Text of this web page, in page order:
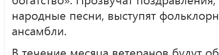
народные песни, выступят
ансамбли.
В течение месяца ветеранов будут